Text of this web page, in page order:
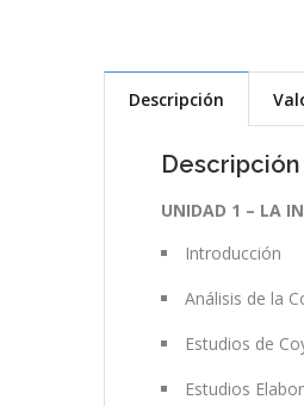
Descripción
Descripción
UNIDAD 1 – LA
Introducción
Análisis de la
Estudios de
Estudios